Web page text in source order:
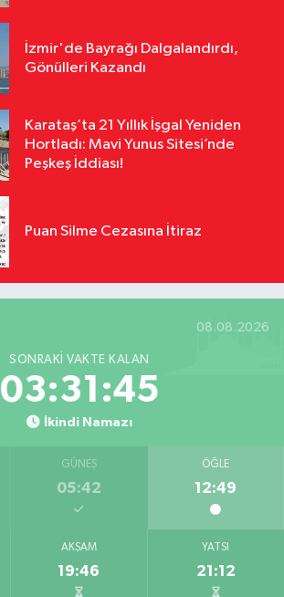
İzmir'de Bayrağı Dalgalandırdı,
Gönülleri Kazandı
Karataş’ta 21 Yıllık İşgal Yeniden
Hortladı: Mavi Yunus Sitesi’nde
Peşkeş İddiası!
Puan Silme Cezasına İtiraz
08.08.2026
SONRAKI VAKTE KALAN
03:31:44
İkindi Namazı
GÜNEŞ
05:42
ÖĞLE
12:49
AKŞAM
19:46
YATSI
21:12